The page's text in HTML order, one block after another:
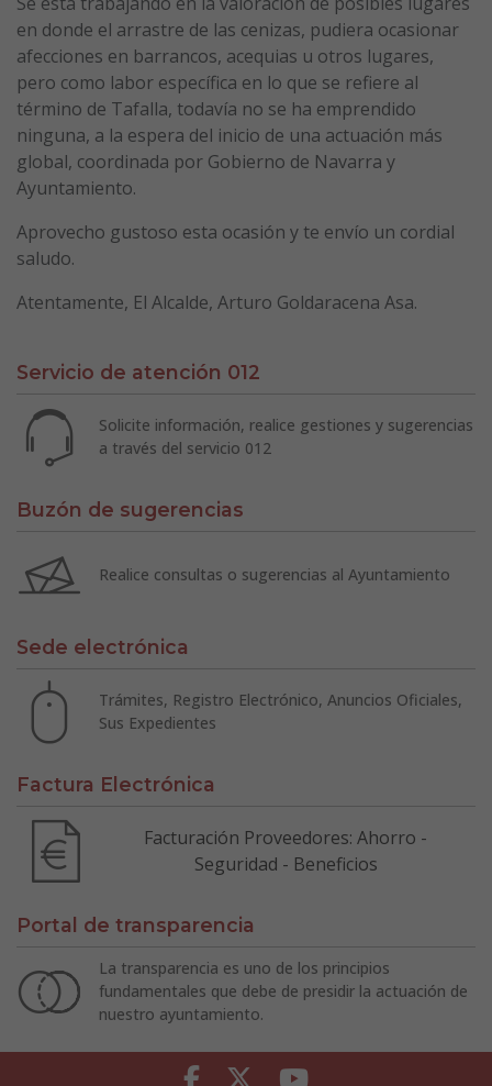
en donde el arrastre de las cenizas, pudiera ocasionar
afecciones en barrancos, acequias u otros lugares,
pero como labor específica en lo que se refiere al
término de Tafalla, todavía no se ha emprendido
ninguna, a la espera del inicio de una actuación más
global, coordinada por Gobierno de Navarra y
Ayuntamiento.
Aprovecho gustoso esta ocasión y te envío un cordial
saludo.
Atentamente, El Alcalde, Arturo Goldaracena Asa.
Servicio de atención 012
Solicite información, realice gestiones y sugerencias
a través del servicio 012
Buzón de sugerencias
Realice consultas o sugerencias al Ayuntamiento
Sede electrónica
Trámites, Registro Electrónico, Anuncios Oficiales,
Sus Expedientes
Factura Electrónica
Facturación Proveedores: Ahorro -
Seguridad - Beneficios
Portal de transparencia
La transparencia es uno de los principios
fundamentales que debe de presidir la actuación de
nuestro ayuntamiento.
Facebook Twitter Youtube